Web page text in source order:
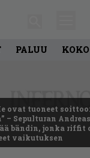
PALUU
ovat tuoneet
– Sepulturan
bändin, jonka riffit
vaikutuksen